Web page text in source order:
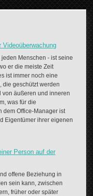
Videoüberwachung
jeden Menschen - ist seine
er die meiste Zeit
ist immer noch eine
die geschützt werden
von äußeren und inneren
was für die
dem Office-Manager ist
Eigentümer ihrer eigenen
Person auf der
offene Beziehung in
sein kann, zwischen
früher oder später